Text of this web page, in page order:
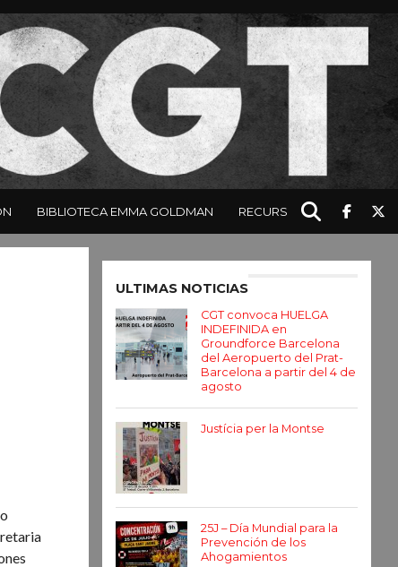
BIBLIOTECA EMMA GOLDMAN RECURSOS
ULTIMAS NOTICIAS
CGT convoca HUELGA
INDEFINIDA en
Groundforce Barcelona
del Aeropuerto del Prat-
Barcelona a partir del 4 de
agosto
Justícia per la Montse
25J – Día Mundial para la
Prevención de los
Ahogamientos